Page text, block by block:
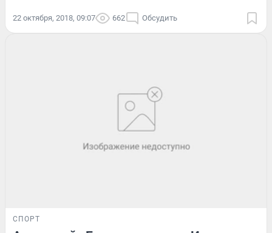
22 октября, 2018, 09:07 662 Обсудить
СПОРТ